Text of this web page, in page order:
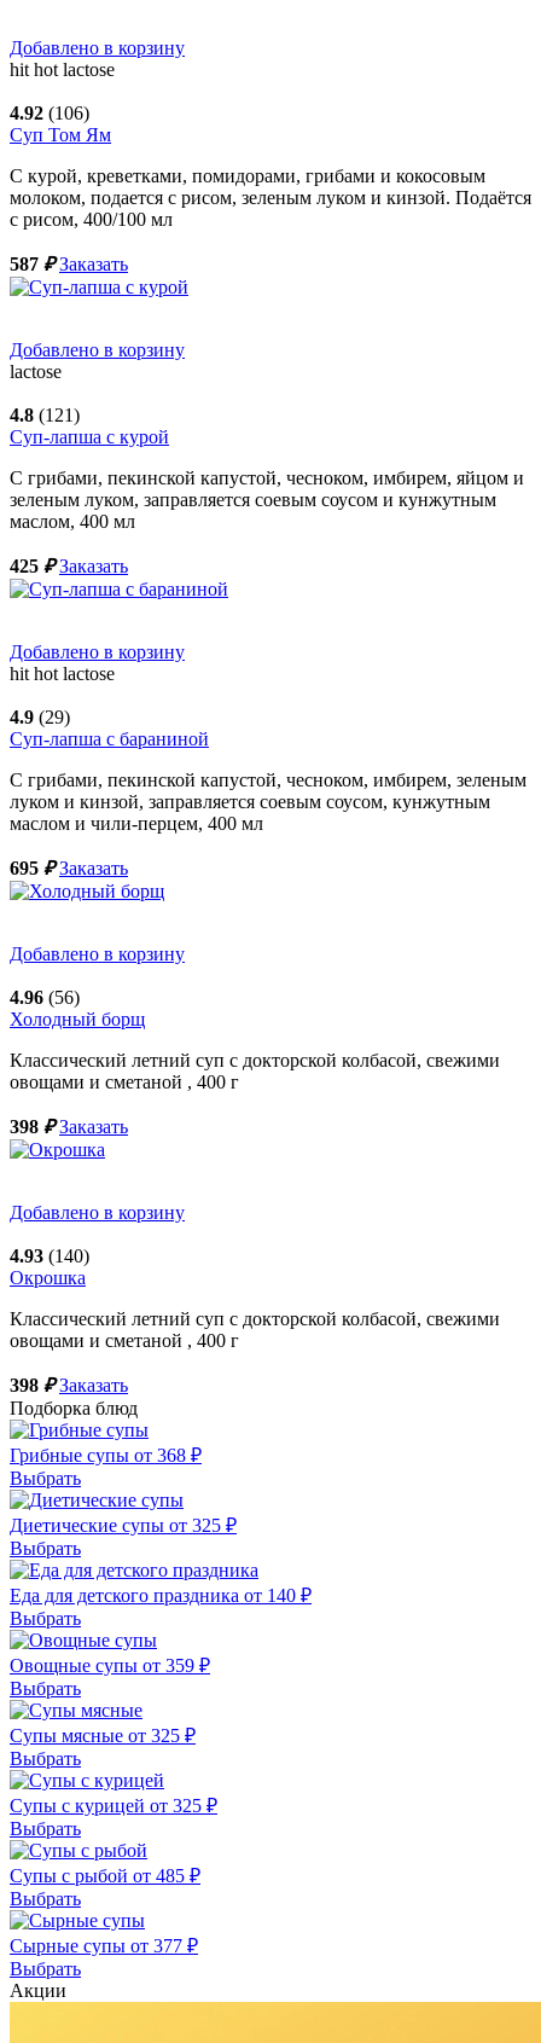
Добавлено в корзину
hit hot lactose
4.92 (106)
Суп Том Ям
С курой, креветками, помидорами, грибами и кокосовым
молоком, подается с рисом, зеленым луком и кинзой. Подаётся
с рисом, 400/100 мл
587 ₽ Заказать
Добавлено в корзину
lactose
4.8 (121)
Суп-лапша с курой
С грибами, пекинской капустой, чесноком, имбирем, яйцом и
зеленым луком, заправляется соевым соусом и кунжутным
маслом, 400 мл
425 ₽ Заказать
Добавлено в корзину
hit hot lactose
4.9 (29)
Суп-лапша с бараниной
С грибами, пекинской капустой, чесноком, имбирем, зеленым
луком и кинзой, заправляется соевым соусом, кунжутным
маслом и чили-перцем, 400 мл
695 ₽ Заказать
Добавлено в корзину
4.96 (56)
Холодный борщ
Классический летний суп с докторской колбасой, свежими
овощами и сметаной , 400 г
398 ₽ Заказать
Добавлено в корзину
4.93 (140)
Окрошка
Классический летний суп с докторской колбасой, свежими
овощами и сметаной , 400 г
398 ₽ Заказать
Подборка блюд
Грибные супы от 368 ₽
Выбрать
Диетические супы от 325 ₽
Выбрать
Еда для детского праздника от 140 ₽
Выбрать
Овощные супы от 359 ₽
Выбрать
Супы мясные от 325 ₽
Выбрать
Супы с курицей от 325 ₽
Выбрать
Супы с рыбой от 485 ₽
Выбрать
Сырные супы от 377 ₽
Выбрать
Акции